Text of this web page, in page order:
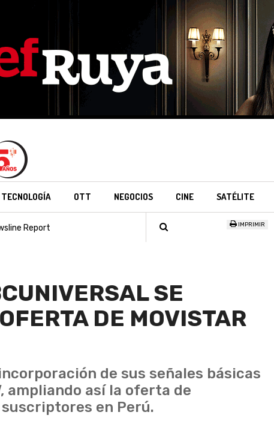
TECNOLOGÍA OTT NEGOCIOS CINE SATÉLITE
Report IMPRIMIR
SE
DE MOVISTAR
de sus señales básicas
ampliando así la oferta de
en Perú.